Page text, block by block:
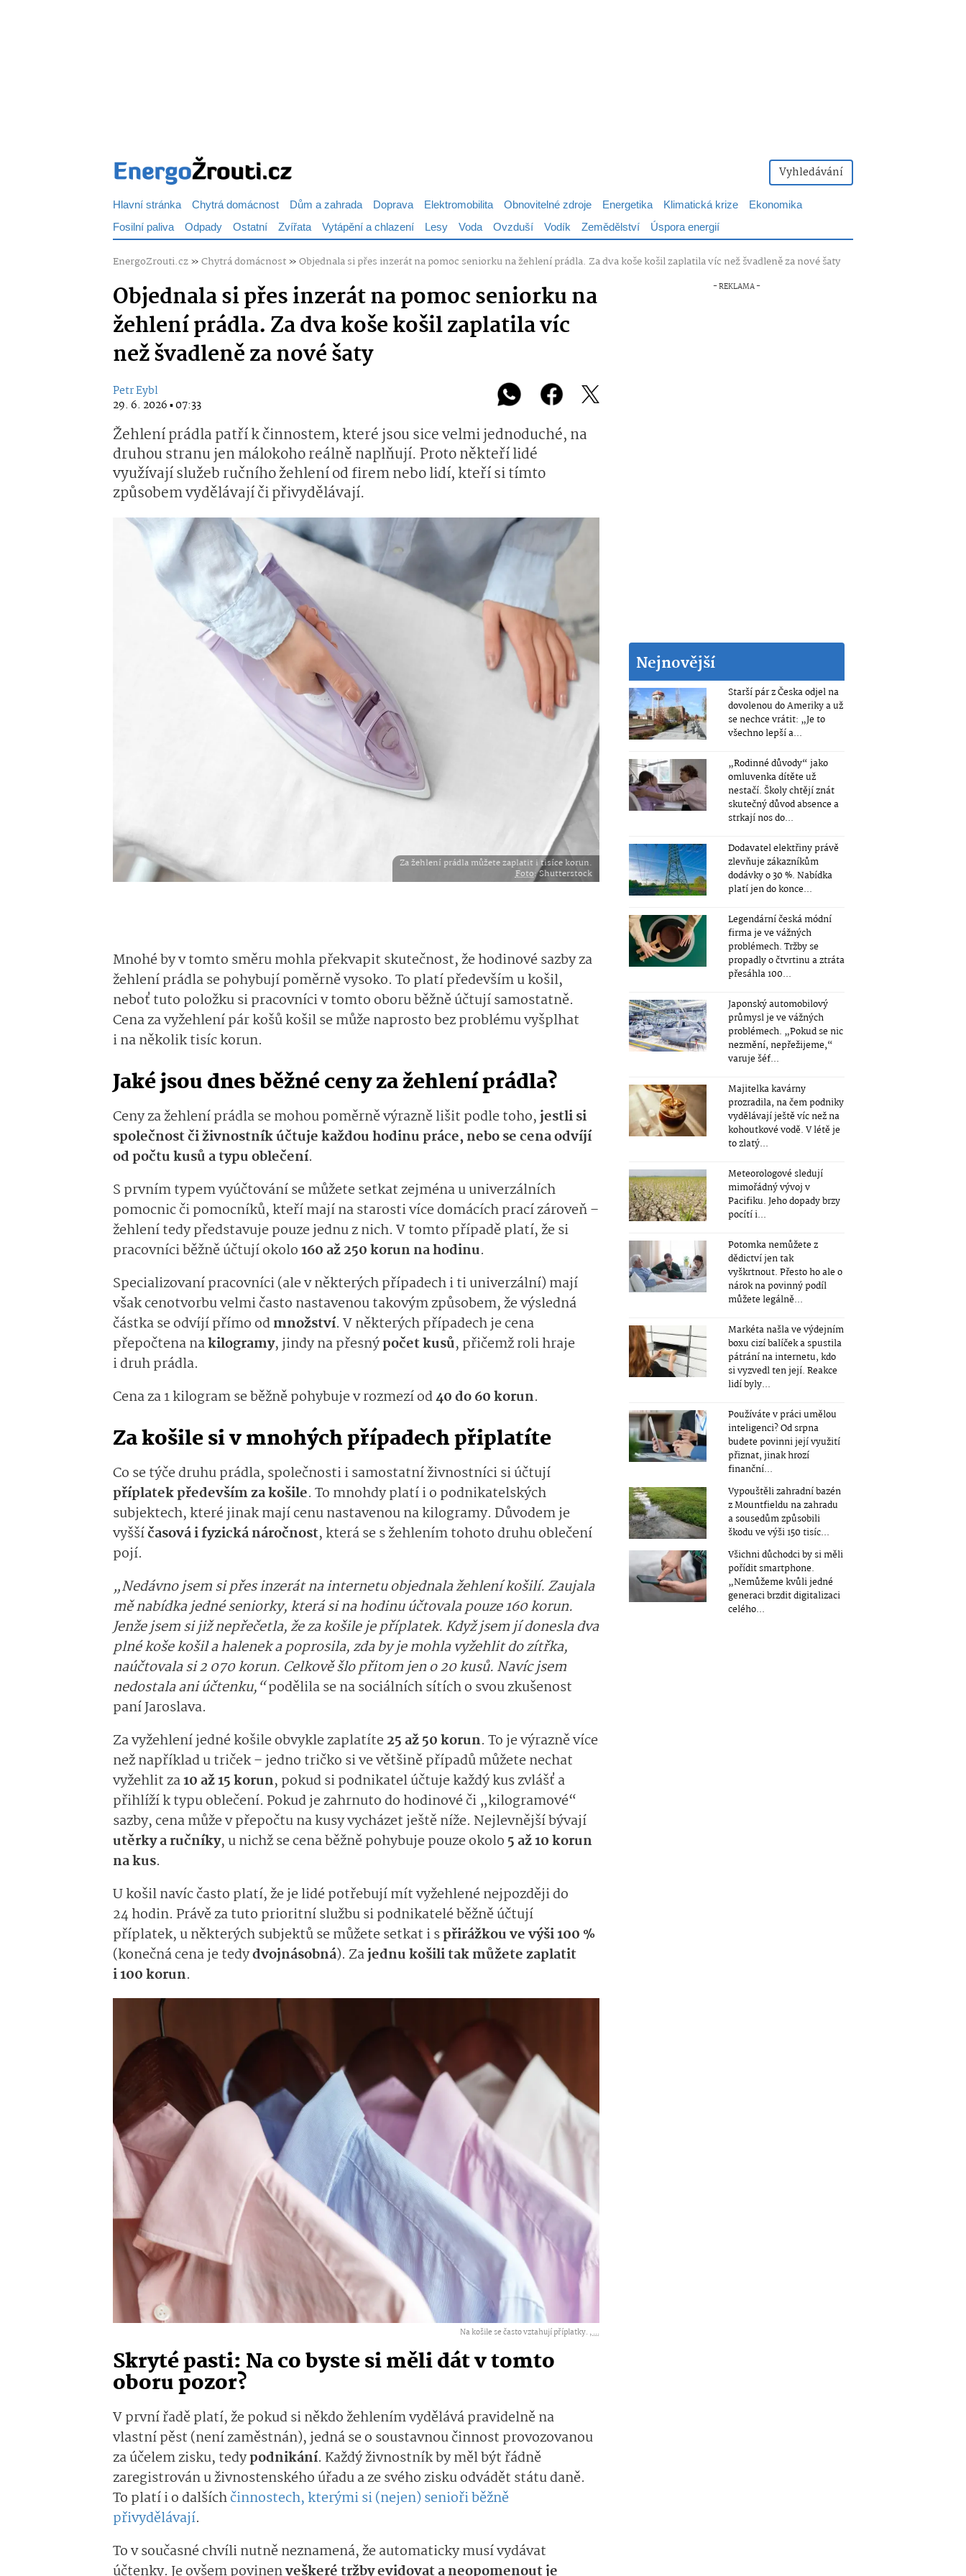
Vyhledávání
Hlavní stránka Chytrá domácnost Dům a zahrada Doprava Elektromobilita Obnovitelné zdroje Energetika Klimatická krize
Ekonomika
Fosilní paliva Odpady Ostatní Zvířata Vytápění a chlazení Lesy Voda Ovzduší Vodík Zemědělství Úspora energií
EnergoZrouti.cz»Chytrá domácnost»Objednala si přes inzerát na pomoc seniorku na žehlení prádla. Za dva koše košil zaplatila víc než švadleně za nové šaty
Objednala si přes inzerát na pomoc seniorku na
žehlení prádla. Za dva koše košil zaplatila víc
než švadleně za nové šaty
Petr Eybl
29. 6. 2026 ▪ 07:33
Žehlení prádla patří k činnostem, které jsou sice velmi jednoduché, na
druhou stranu jen málokoho reálně naplňují. Proto někteří lidé
využívají služeb ručního žehlení od firem nebo lidí, kteří si tímto
způsobem vydělávají či přivydělávají.
Za žehlení prádla můžete zaplatit i tisíce korun.
Foto: Shutterstock
Mnohé by v tomto směru mohla překvapit skutečnost, že hodinové sazby za
žehlení prádla se pohybují poměrně vysoko. To platí především u košil,
neboť tuto položku si pracovníci v tomto oboru běžně účtují samostatně.
Cena za vyžehlení pár košů košil se může naprosto bez problému vyšplhat
i na několik tisíc korun.
Jaké jsou dnes běžné ceny za žehlení prádla?
Ceny za žehlení prádla se mohou poměrně výrazně lišit podle toho,jestli si
společnost či živnostník účtuje každou hodinu práce, nebo se cena odvíjí
od počtu kusů a typu oblečení.
S prvním typem vyúčtování se můžete setkat zejména u univerzálních
pomocnic či pomocníků, kteří mají na starosti více domácích prací zároveň –
žehlení tedy představuje pouze jednu z nich. V tomto případě platí, že si
pracovníci běžně účtují okolo160 až 250 korun na hodinu.
Specializovaní pracovníci (ale v některých případech i ti univerzální) mají
však cenotvorbu velmi často nastavenou takovým způsobem, že výsledná
částka se odvíjí přímo odmnožství. V některých případech je cena
přepočtena nakilogramy, jindy na přesnýpočet kusů, přičemž roli hraje
i druh prádla.
Cena za 1 kilogram se běžně pohybuje v rozmezí od40 do 60 korun.
Za košile si v mnohých případech připlatíte
Co se týče druhu prádla, společnosti i samostatní živnostníci si účtují
příplatek především za košile. To mnohdy platí i o podnikatelských
subjektech, které jinak mají cenu nastavenou na kilogramy. Důvodem je
vyššíčasová i fyzická náročnost, která se s žehlením tohoto druhu oblečení
pojí.
„Nedávno jsem si přes inzerát na internetu objednala žehlení košilí. Zaujala
mě nabídka jedné seniorky, která si na hodinu účtovala pouze 160 korun.
Jenže jsem si již nepřečetla, že za košile je příplatek. Když jsem jí donesla dva
plné koše košil a halenek a poprosila, zda by je mohla vyžehlit do zítřka,
naúčtovala si 2 070 korun. Celkově šlo přitom jen o 20 kusů. Navíc jsem
nedostala ani účtenku,“podělila se na sociálních sítích o svou zkušenost
paní Jaroslava.
Za vyžehlení jedné košile obvykle zaplatíte25 až 50 korun. To je výrazně více
než například u triček – jedno tričko si ve většině případů můžete nechat
vyžehlit za10 až 15 korun, pokud si podnikatel účtuje každý kus zvlášť a
přihlíží k typu oblečení. Pokud je zahrnuto do hodinové či „kilogramové“
sazby, cena může v přepočtu na kusy vycházet ještě níže. Nejlevnější bývají
utěrky a ručníky, u nichž se cena běžně pohybuje pouze okolo 5 až 10 korun
na kus.
U košil navíc často platí, že je lidé potřebují mít vyžehlené nejpozději do
24 hodin. Právě za tuto prioritní službu si podnikatelé běžně účtují
příplatek, u některých subjektů se můžete setkat i spřirážkou ve výši 100 %
(konečná cena je tedydvojnásobná). Zajednu košili tak můžete zaplatit
i 100 korun.
Na košile se často vztahují příplatky. ,...
Skryté pasti: Na co byste si měli dát v tomto
oboru pozor?
V první řadě platí, že pokud si někdo žehlením vydělává pravidelně na
vlastní pěst (není zaměstnán), jedná se o soustavnou činnost provozovanou
za účelem zisku, tedypodnikání. Každý živnostník by měl být řádně
zaregistrován u živnostenského úřadu a ze svého zisku odvádět státu daně.
To platí i o dalšíchčinnostech, kterými si (nejen) senioři běžně
přivydělávají.
To v současné chvíli nutně neznamená, že automaticky musí vydávat
účtenky. Je ovšem povinenveškeré tržby evidovat a neopomenout je
Nejnovější
Starší pár z Česka odjel na
dovolenou do Ameriky a už
se nechce vrátit: „Je to
všechno lepší a...
„Rodinné důvody“ jako
omluvenka dítěte už
nestačí. Školy chtějí znát
skutečný důvod absence a
strkají nos do...
Dodavatel elektřiny právě
zlevňuje zákazníkům
dodávky o 30 %. Nabídka
platí jen do konce...
Legendární česká módní
firma je ve vážných
problémech. Tržby se
propadly o čtvrtinu a ztráta
přesáhla 100...
Japonský automobilový
průmysl je ve vážných
problémech. „Pokud se nic
nezmění, nepřežijeme,“
varuje šéf...
Majitelka kavárny
prozradila, na čem podniky
vydělávají ještě víc než na
kohoutkové vodě. V létě je
to zlatý...
Meteorologové sledují
mimořádný vývoj v
Pacifiku. Jeho dopady brzy
pocítí i...
Potomka nemůžete z
dědictví jen tak
vyškrtnout. Přesto ho ale o
nárok na povinný podíl
můžete legálně...
Markéta našla ve výdejním
boxu cizí balíček a spustila
pátrání na internetu, kdo
si vyzvedl ten její. Reakce
lidí byly...
Používáte v práci umělou
inteligenci? Od srpna
budete povinni její využití
přiznat, jinak hrozí
finanční...
Vypouštěli zahradní bazén
z Mountfieldu na zahradu
a sousedům způsobili
škodu ve výši 150 tisíc...
Všichni důchodci by si měli
pořídit smartphone.
„Nemůžeme kvůli jedné
generaci brzdit digitalizaci
celého...